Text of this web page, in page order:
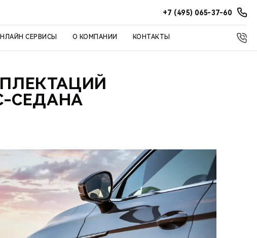
+7 (495) 065-37-60
СЕРВИСЫ О КОМПАНИИ КОНТАКТЫ
СЕДАНА